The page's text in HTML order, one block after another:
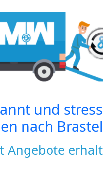
und
nach
Angebote